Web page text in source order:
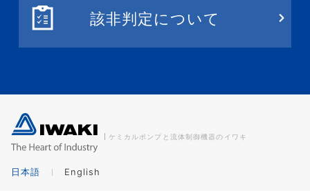
該非判定について
ケミカルポンプと流体制御機器のイワキ
日本語 English